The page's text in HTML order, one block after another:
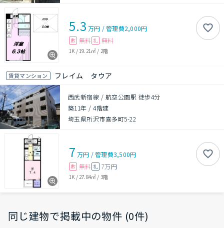
5.3 万円 /管理費2,000円
敷 無料 礼 無料
1K / 19.21㎡ / 2階
賃貸マンション フレイム タウア
西武新宿線 / 航空公園駅 徒歩4分
築11年 /4階建
埼玉県所沢市喜多町5-22
7 万円 /管理費3,500円
敷 無料 礼 7万円
1K / 27.84㎡ / 3階
同じ建物で掲載中の物件 (0件)